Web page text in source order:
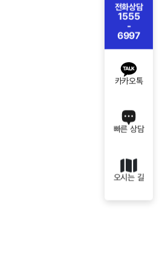
전화상담
1555
-
6997
카카오톡
빠른 상담
오시는 길